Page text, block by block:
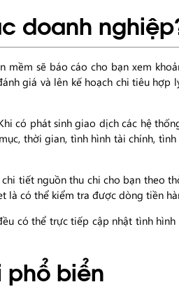
doanh
sẽ báo cáo cho bạn xem
giá và lên kế hoạch chi tiêu hợp
có phát sinh giao dịch các hệ
thời gian, tình hình tài chính,
tiết nguồn thu chi cho bạn theo
là có thể kiểm tra được dòng tiền
có thể trực tiếp cập nhật tình hình
biển